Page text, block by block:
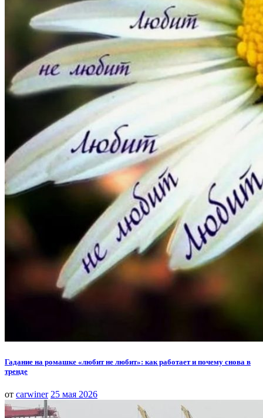
Гадание на ромашке «любит не любит»: как работает и почему снова в
тренде
от carwiner 25 мая 2026